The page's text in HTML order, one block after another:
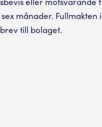
månader. Fullmakten
till bolaget.